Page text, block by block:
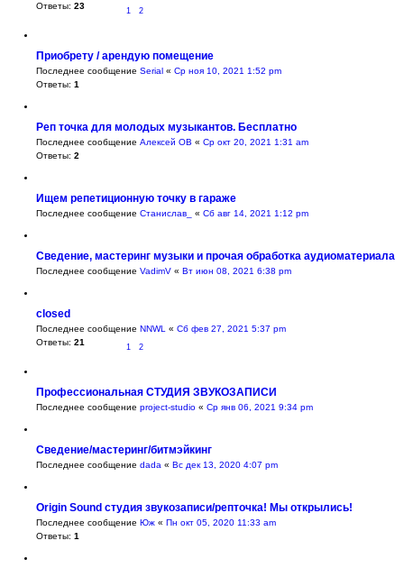
Ответы: 23 1 2
Приобрету / арендую помещение
Последнее сообщение Serial « Ср ноя 10, 2021 1:52 pm
Ответы: 1
Реп точка для молодых музыкантов. Бесплатно
Последнее сообщение Алексей ОВ « Ср окт 20, 2021 1:31 am
Ответы: 2
Ищем репетиционную точку в гараже
Последнее сообщение Станислав_ « Сб авг 14, 2021 1:12 pm
Сведение, мастеринг музыки и прочая обработка аудиоматериала
Последнее сообщение VadimV « Вт июн 08, 2021 6:38 pm
closed
Последнее сообщение NNWL « Сб фев 27, 2021 5:37 pm
Ответы: 21 1 2
Профессиональная СТУДИЯ ЗВУКОЗАПИСИ
Последнее сообщение project-studio « Ср янв 06, 2021 9:34 pm
Сведение/мастеринг/битмэйкинг
Последнее сообщение dada « Вс дек 13, 2020 4:07 pm
Origin Sound студия звукозаписи/репточка! Мы открылись!
Последнее сообщение Юж « Пн окт 05, 2020 11:33 am
Ответы: 1